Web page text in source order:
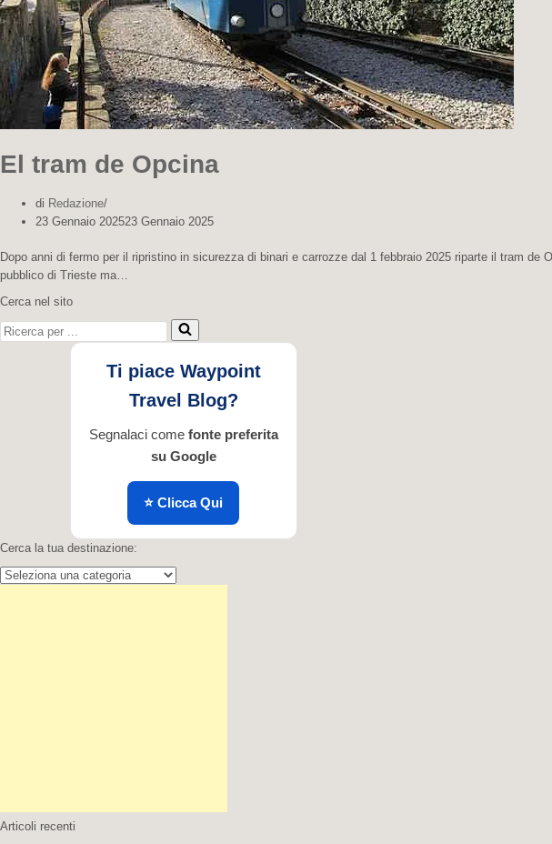
El tram de Opcina
di Redazione
23 Gennaio 202523 Gennaio 2025
Dopo anni di fermo per il ripristino in sicurezza di binari e carrozze dal 1 febbraio 2025 riparte il tram de
pubblico di Trieste ma…
Cerca nel sito
Ricerca per ...
Ti piace Waypoint
Travel Blog?
Segnalaci come fonte preferita
su Google
⭐ Clicca Qui
Cerca la tua destinazione:
Cerca la tua destinazione:
Articoli recenti